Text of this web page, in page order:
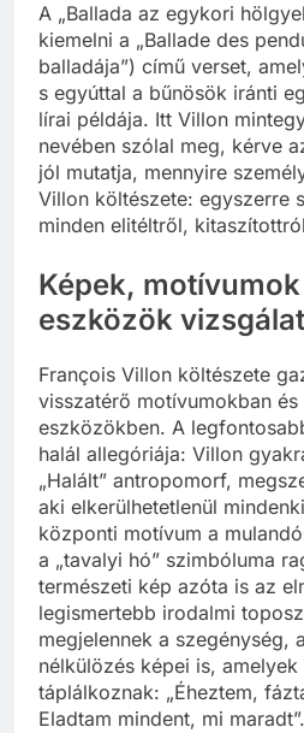
A „Ballada az egykori
kiemelni a „Ballade des
balladája”) című verset,
s egyúttal a bűnösök iránti
lírai példája. Itt Villon
nevében szólal meg, kérve
jól mutatja, mennyire
Villon költészete: egyszerre
minden elitéltről,
Képek,
eszközök
François Villon költészete
visszatérő motívumokban és
eszközökben. A
halál allegóriája: Villon
„Halált” antropomorf,
aki elkerülhetetlenül
központi motívum a
a „tavalyi hó” szimbóluma
természeti kép azóta is az
legismertebb irodalmi
megjelennek a szegénység,
nélkülözés képei is,
táplálkoznak: „Éheztem,
Eladtam mindent, mi maradt”.